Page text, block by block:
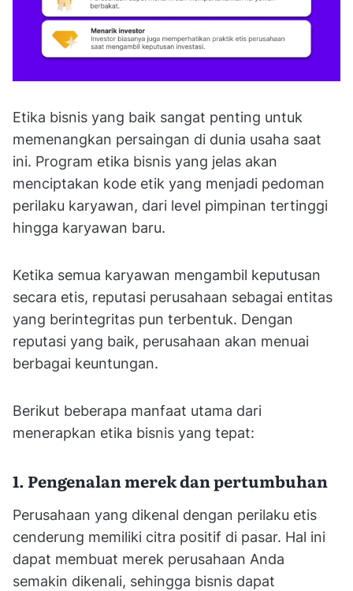
Etika bisnis yang baik sangat penting untuk
memenangkan persaingan di dunia usaha saat
ini. Program etika bisnis yang jelas akan
menciptakan kode etik yang menjadi pedoman
perilaku karyawan, dari level pimpinan tertinggi
hingga karyawan baru.
Ketika semua karyawan mengambil keputusan
secara etis, reputasi perusahaan sebagai entitas
yang berintegritas pun terbentuk. Dengan
reputasi yang baik, perusahaan akan menuai
berbagai keuntungan.
Berikut beberapa manfaat utama dari
menerapkan etika bisnis yang tepat:
1. Pengenalan merek dan pertumbuhan
Perusahaan yang dikenal dengan perilaku etis
cenderung memiliki citra positif di pasar. Hal ini
dapat membuat merek perusahaan Anda
semakin dikenali, sehingga bisnis dapat